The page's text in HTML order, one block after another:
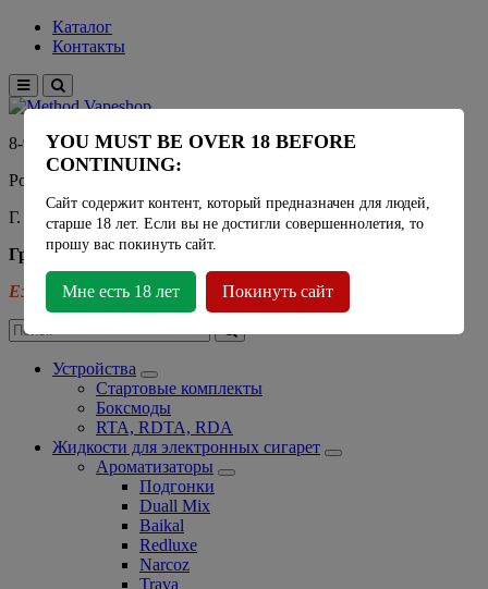
Каталог
Контакты
8-915-450-21-92
Розничный магазин Method Vapeshop
Г. Москва, улица Южнобутовская 36
График работы
Ежедневно - 11:00 - 21:00
Устройства
Стартовые комплекты
Боксмоды
RTA, RDTA, RDA
Жидкости для электронных сигарет
Ароматизаторы
Подгонки
Duall Mix
Baikal
Redluxe
Narcoz
Trava
YOU MUST BE OVER 18 BEFORE
CONTINUING:
Сайт содержит контент, который предназначен для людей,
старше 18 лет. Если вы не достигли совершеннолетия, то
прошу вас покинуть сайт.
Мне есть 18 лет Покинуть сайт